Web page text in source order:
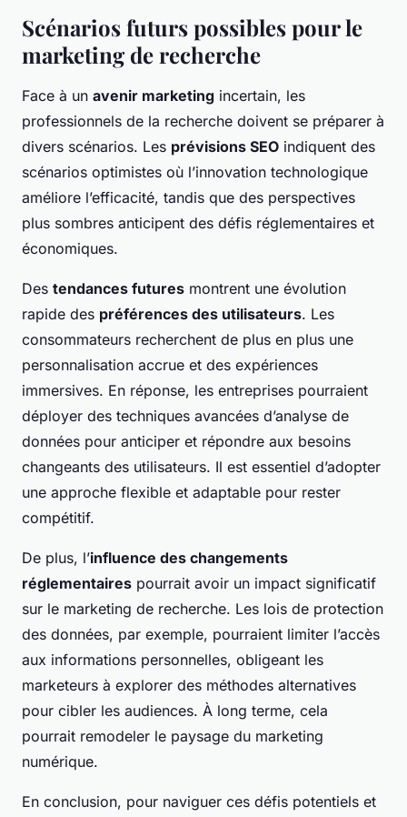
Scénarios futurs possibles pour le
marketing de recherche
Face à un avenir marketing incertain, les
professionnels de la recherche doivent se préparer à
divers scénarios. Les prévisions SEO indiquent des
scénarios optimistes où l’innovation technologique
améliore l’efficacité, tandis que des perspectives
plus sombres anticipent des défis réglementaires et
économiques.
Des tendances futures montrent une évolution
rapide des préférences des utilisateurs. Les
consommateurs recherchent de plus en plus une
personnalisation accrue et des expériences
immersives. En réponse, les entreprises pourraient
déployer des techniques avancées d’analyse de
données pour anticiper et répondre aux besoins
changeants des utilisateurs. Il est essentiel d’adopter
une approche flexible et adaptable pour rester
compétitif.
De plus, l’influence des changements
réglementaires pourrait avoir un impact significatif
sur le marketing de recherche. Les lois de protection
des données, par exemple, pourraient limiter l’accès
aux informations personnelles, obligeant les
marketeurs à explorer des méthodes alternatives
pour cibler les audiences. À long terme, cela
pourrait remodeler le paysage du marketing
numérique.
En conclusion, pour naviguer ces défis potentiels et